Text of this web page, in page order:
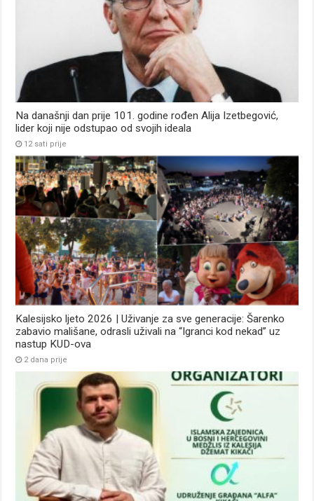
Na današnji dan prije 101. godine rođen Alija Izetbegović,
lider koji nije odstupao od svojih ideala
12 sati prije
Kalesijsko ljeto 2026 | Uživanje za sve generacije: Šarenko
zabavio mališane, odrasli uživali na “Igranci kod nekad” uz
nastup KUD-ova
2 dana prije